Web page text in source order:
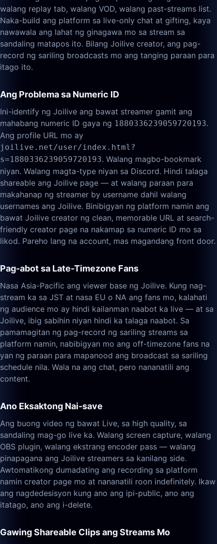
walang replay tab, walang VOD, walang past-streams list.
Naka-build ang platform sa live-only chat at gifting, kaya
nawawala ang lahat ng ginagawa mo sa stream sa
sandaling matapos ito. Bilang Joilive creator, ang pag-
record ng sariling broadcasts mo ang tanging paraan para
itago ito.
Ang Problema sa Numeric ID
Ini-identify ng Joilive ang bawat streamer gamit ang
mahabang numeric ID gaya ng 1880336239059720193.
Ang profile URL mo ay
joilive.net/user/index.html?
s=1880336239059720193. Walang magbo-bookmark
niyan. Walang magta-type niyan sa Discord. Hindi talaga
shareable ang Joilive page — at walang paraan para
makahanap ng streamer by username dahil walang
usernames ang Joilive. Binibigyan ng platform namin ang
bawat Joilive creator ng clean, memorable URL at search-
friendly creator page na nakamap sa numeric ID mo sa
likod. Pareho lang na account, mas magandang front door.
Pag-abot sa Late-Timezone Fans
Nasa Asia-Pacific ang viewer base ng Joilive. Kung nag-
stream ka sa JST at nasa EU o NA ang fans mo, kalahati
ng audience mo ay hindi kailanman naabot ka live — at sa
Joilive, ibig sabihin niyan hindi ka talaga naabot. Sa
pamamagitan ng pag-record ng sariling streams sa
platform namin, nabibigyan mo ang off-timezone fans na
yan ng paraan para mapanood ang broadcast sa sariling
schedule nila. Wala na ang chat, pero nananatili ang
content.
Ano Eksaktong Nai-save
Ang buong video ng bawat Live, sa high quality, sa
sandaling mag-go live ka. Walang screen capture, walang
OBS plugin, walang ekstrang encoder pass — walang
pinapagana ang Joilive streamers sa kanilang side.
Awtomatikong dumadating ang recording sa platform
namin creator page mo at nananatili roon indefinitely. Ikaw
ang nagdedesisyon kung ano ang ipi-public, ano ang
itatago, ano ang i-delete.
Gawing Shareable Clips ang Streams Mo